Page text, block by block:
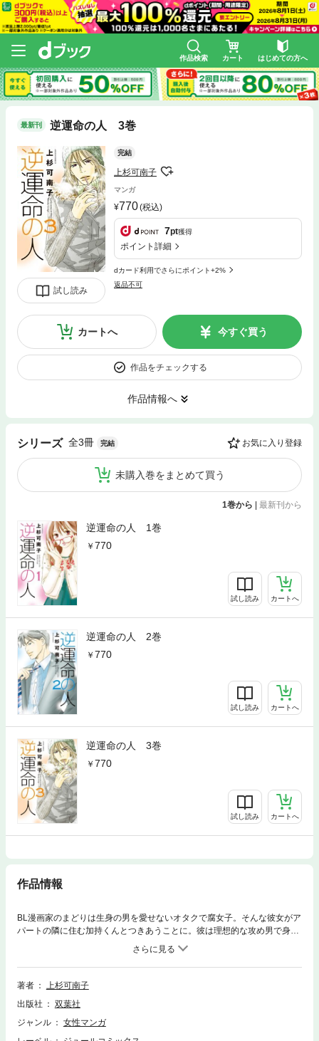
作品検索 カート はじめての方へ
最新刊 逆運命の人 3巻
試し読み
完結
上杉可南子
マンガ
770(税込)
7pt獲得
ポイント詳細
dカード利用でさらにポイント+2%
返品不可
カートへ 今すぐ買う
作品をチェックする
作品情報へ
シリーズ 全3冊 完結 お気に入り登録
未購入巻をまとめて買う
1巻から | 最新刊から
逆運命の人 1巻
770
試し読み カートへ
逆運命の人 2巻
770
試し読み カートへ
逆運命の人 3巻
770
試し読み カートへ
作品情報
BL漫画家のまどりは生身の男を愛せないオタクで腐女子。そんな彼女がア
パートの隣に住む加持くんとつきあうことに。彼は理想的な攻め男で身も
心もメロメロになるまどりだった。しかし、アシスタントのつよポンとの
キスを浮気と誤解した加持くんはまどりを愛人（セフレ）に降格するもの
の、ヨリが戻った。加持くんはこの間、つきあっていた百合と別れようと
するが、これが意外に強敵だった－－。ふたりは互いに運命の人なのか、
著者
上杉可南子
出版社
双葉社
ジャンル
女性マンガ